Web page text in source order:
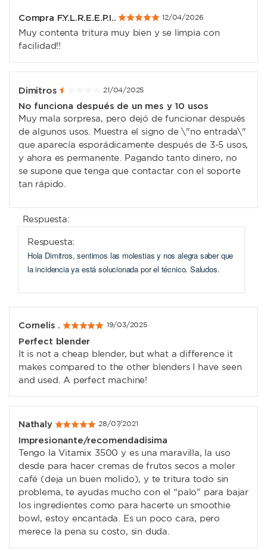
Compra F.Y.L.R.E.E.P.I.. 12/04/2026
Muy contenta tritura muy bien y se limpia con
facilidad!!
Dimitros 21/04/2025
No funciona después de un mes y 10 usos
Muy mala sorpresa, pero dejó de funcionar después
de algunos usos. Muestra el signo de \"no entrada\"
que aparecía esporádicamente después de 3-5 usos,
y ahora es permanente. Pagando tanto dinero, no
se supone que tenga que contactar con el soporte
tan rápido.
Respuesta:
Respuesta:
Hola Dimitros, sentimos las molestias y nos alegra saber que
la incidencia ya está solucionada por el técnico. Saludos.
Cornelis . 19/03/2025
Perfect blender
It is not a cheap blender, but what a difference it
makes compared to the other blenders I have seen
and used. A perfect machine!
Nathaly 28/07/2021
Impresionante/recomendadisima
Tengo la Vitamix 3500 y es una maravilla, la uso
desde para hacer cremas de frutos secos a moler
café (deja un buen molido), y te tritura todo sin
problema, te ayudas mucho con el “palo” para bajar
los ingredientes como para hacerte un smoothie
bowl, estoy encantada. Es un poco cara, pero
merece la pena su costo, sin duda.